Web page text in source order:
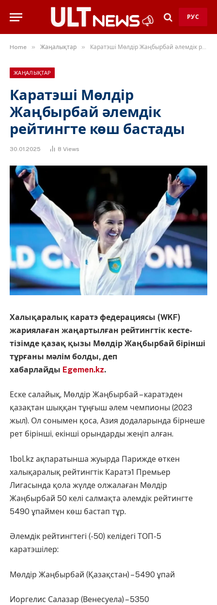
РУС
Home » Жаңалықтар » Каратэші Мөлдір Жаңбырбай әлемдік рейтингте көш бастады
ЖАҢАЛЫҚТАР
Каратэші Мөлдір
Жаңбырбай әлемдік
рейтингте көш бастады
30.01.2025 8 Views
Халықаралық каратэ федерациясы (WKF)
жариялаған жаңартылған рейтингтік кесте-
тізімде қазақ қызы Мөлдір Жаңбырбай бірінші
тұрғаны мәлім болды, деп
хабарлайды Egemen.kz.
Еске салайық, Мөлдір Жаңбырбай – каратэден
қазақтан шыққан тұңғыш әлем чемпионы (2023
жыл). Ол сонымен қоса, Азия додаларында бірнеше
рет бірінші, екінші орындарды жеңіп алған.
1bol.kz ақпаратынша жуырда Парижде өткен
халықаралық рейтингтік Каратэ1 Премьер
Лигасында қола жүлде олжалаған Мөлдір
Жаңбырбай 50 келі салмақта әлемдік рейтингте
5490 ұпаймен көш бастап тұр.
Әлемдік рейтингтегі (-50) келідегі ТОП-5
каратэшілер:
Мөлдір Жаңбырбай (Қазақстан) – 5490 ұпай
Иоргелис Салазар (Венесуела) – 5350